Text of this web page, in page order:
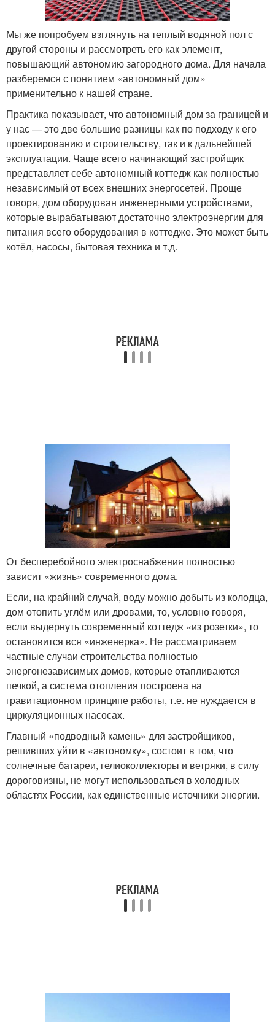
Мы же попробуем взглянуть на теплый водяной пол с
другой стороны и рассмотреть его как элемент,
повышающий автономию загородного дома. Для начала
разберемся с понятием «автономный дом»
применительно к нашей стране.
Практика показывает, что автономный дом за границей и
у нас — это две большие разницы как по подходу к его
проектированию и строительству, так и к дальнейшей
эксплуатации. Чаще всего начинающий застройщик
представляет себе автономный коттедж как полностью
независимый от всех внешних энергосетей. Проще
говоря, дом оборудован инженерными устройствами,
которые вырабатывают достаточно электроэнергии для
питания всего оборудования в коттедже. Это может быть
котёл, насосы, бытовая техника и т.д.
От бесперебойного электроснабжения полностью
зависит «жизнь» современного дома.
Если, на крайний случай, воду можно добыть из колодца,
дом отопить углём или дровами, то, условно говоря,
если выдернуть современный коттедж «из розетки», то
остановится вся «инженерка». Не рассматриваем
частные случаи строительства полностью
энергонезависимых домов, которые отапливаются
печкой, а система отопления построена на
гравитационном принципе работы, т.е. не нуждается в
циркуляционных насосах.
Главный «подводный камень» для застройщиков,
решивших уйти в «автономку», состоит в том, что
солнечные батареи, гелиоколлекторы и ветряки, в силу
дороговизны, не могут использоваться в холодных
областях России, как единственные источники энергии.